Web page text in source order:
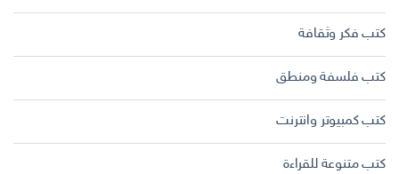
كتب فكر وثقافة
كتب فلسفة ومنطق
كتب كمبيوتر وانترنت
كتب متنوعة للقراءة